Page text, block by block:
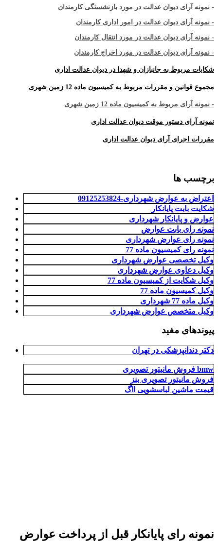
- نمونه آرای دیوان عدالت در مورد بازنشستگی کارمندان
- نمونه آرای دیوان عدالت در امور اداری کارمندان
- نمونه آرای دیوان عدالت در مورد انتقال کارمندان
- نمونه آرای دیوان عدالت در مورد اخراج کارمندان
شکایات مربوط به جانبازان و شهدا در دیوان عدالت اداری
مجموع قوانین و مقررات مربوط به کمیسیون ماده 12 زمین شهری
- نمونه آرای مربوط به کمیسیون ماده 12 زمین شهری
نمونه آرای دستور موقت دیوان عدالت اداری
مقررات اجرای آرای دیوان عدالت اداری
برچسب ها
اعتراض به عوارض شهرداری-09125253824
شکایت بابت پایانکار
عوارض و پایانکار شهرداری
نمونه رای بابت عوارض
نمونه رای عوارض شهرداری
نمونه رای کمیسیون ماده 77
وکیل تخصصی عوارض شهرداری
وکیل دعاوی عوارض شهرداری
وکیل شکایت از کمیسیون ماده 77
وکیل کمیسیون ماده 77
وکیل ماده 77 شهرداری
وکیل متخصص عوارض شهرداری
پیوندهای مفید
دکتر دندانپزشکی در تهران
فروش مانیتور تصویری bmw
فروش مانیتور تصویری بنز
قیمت ماشین لباسشویی ااگ
نمونه رای پایانکار قبل از پرداخت عوارض